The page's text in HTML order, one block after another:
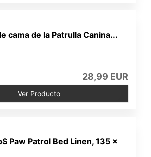
cama de la Patrulla Canina...
28,99 EUR
Ver Producto
Paw Patrol Bed Linen, 135 x